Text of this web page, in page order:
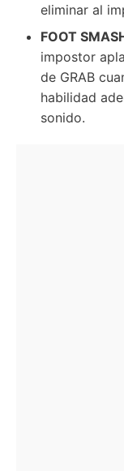
eliminar al
FOOT
impostor
de GRAB
habilidad
sonido.